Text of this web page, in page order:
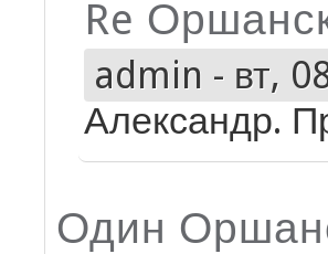
Re
admin - вт,
Александр.
Один